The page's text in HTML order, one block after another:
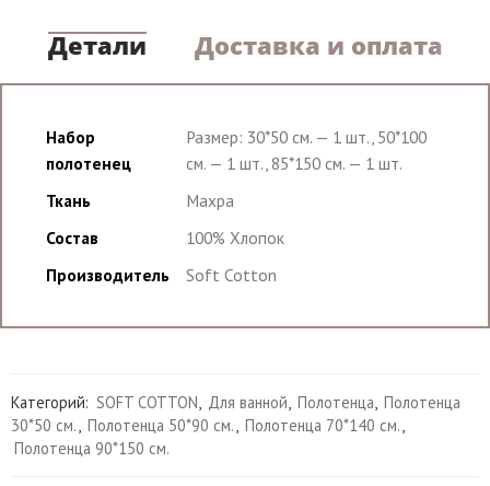
Детали Доставка и оплата
Набор
полотенец
Размер: 30*50 см. — 1 шт., 50*100
см. — 1 шт., 85*150 см. — 1 шт.
Ткань
Махра
Состав
100% Хлопок
Производитель
Soft Cotton
Категорий: SOFT COTTON, Для ванной, Полотенца, Полотенца
30*50 см., Полотенца 50*90 см., Полотенца 70*140 см.,
Полотенца 90*150 см.